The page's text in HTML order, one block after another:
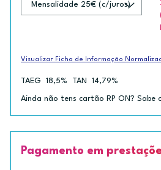
Visualizar Ficha de Informação
TAEG 18,5% TAN 14,79%
Ainda não tens cartão RP ON? Sabe
Pagamento em